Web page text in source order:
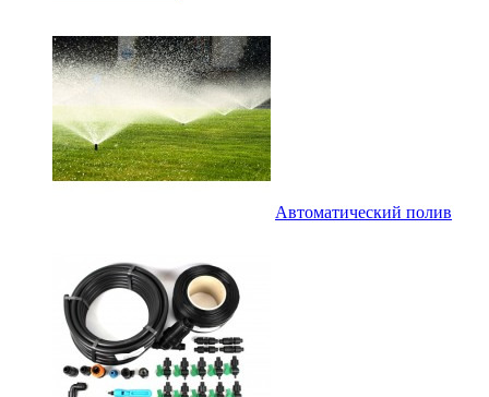
Автоматический полив